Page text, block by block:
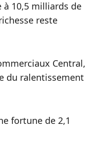
à 10,5 milliards de
reste
Central,
du ralentissement
fortune de 2,1